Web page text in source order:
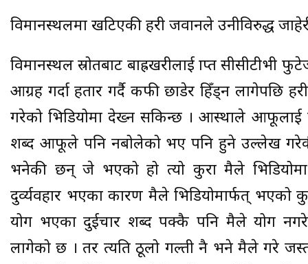
विमानस्थलमा खटिएकी प्रहरी जवानले उनीविरुद्ध
विमानस्थल स्रोतबाट बाह्रखरीलाई प्राप्त सीसीटीभी
आग्रह गर्दा हतार गर्दै कफी छाडेर हिँड्न लागेपछि
गरेको भिडियोमा देख्न सकिन्छ । आस्थाले आफूलाई
शब्द आफूले पनि नबोलेको भए पनि हुने उल्लेख
भनेकी छन् जे भएको हो त्यो कुरा मैले
दुर्व्यवहार भएका कारण मैले भिडियोमार्फत् भएको
प्रयोग भएका दुईचार शब्द पक्कै पनि मैले प्रयोग
लागेको छ । तर त्यति ठूलो गल्ती नै भने मैले गरे